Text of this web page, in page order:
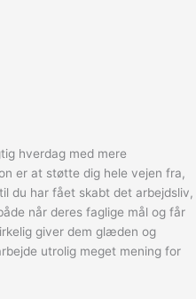
hverdag med mere
er at støtte dig hele vejen fra,
du har fået skabt det arbejdsliv,
når deres faglige mål og får
giver dem glæden og
utrolig meget mening for